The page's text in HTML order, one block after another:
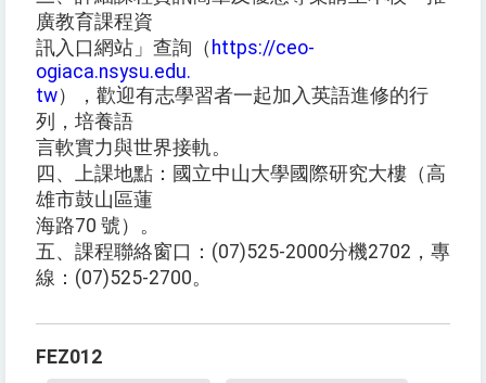
廣教育課程資
訊入口網站」查詢（ https://ceo-
ogiaca.nsysu.edu.
tw），歡迎有志學習者一起加入英語進修的行
列，培養語
言軟實力與世界接軌。
四、上課地點：國立中山大學國際研究大樓（高
雄市鼓山區蓮
海路70 號）。
五、課程聯絡窗口：(07)525-2000分機2702，專
線：(07)525-2700。
FEZ012